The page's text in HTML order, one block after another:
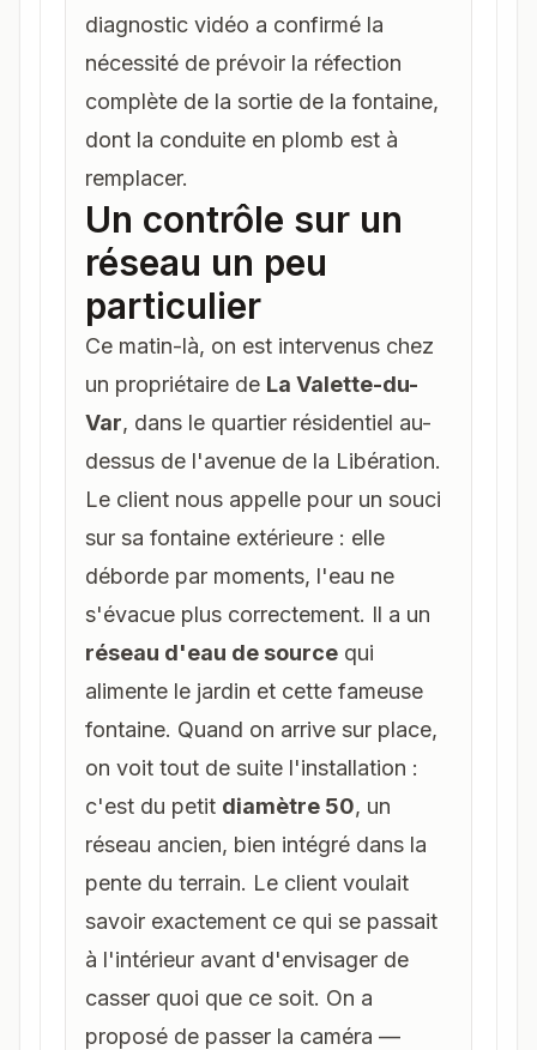
diagnostic vidéo a confirmé la
nécessité de prévoir la réfection
complète de la sortie de la fontaine,
dont la conduite en plomb est à
remplacer.
Un contrôle sur un
réseau un peu
particulier
Ce matin-là, on est intervenus chez
un propriétaire de La Valette-du-
Var, dans le quartier résidentiel au-
dessus de l'avenue de la Libération.
Le client nous appelle pour un souci
sur sa fontaine extérieure : elle
déborde par moments, l'eau ne
s'évacue plus correctement. Il a un
réseau d'eau de source qui
alimente le jardin et cette fameuse
fontaine. Quand on arrive sur place,
on voit tout de suite l'installation :
c'est du petit diamètre 50, un
réseau ancien, bien intégré dans la
pente du terrain. Le client voulait
savoir exactement ce qui se passait
à l'intérieur avant d'envisager de
casser quoi que ce soit. On a
proposé de passer la caméra —